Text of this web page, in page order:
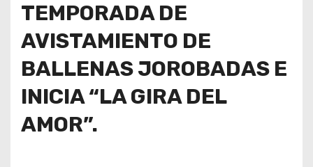
TEMPORADA DE
AVISTAMIENTO DE
BALLENAS JOROBADAS E
INICIA “LA GIRA DEL
AMOR”.